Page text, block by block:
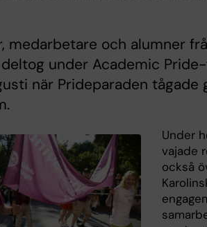
medarbetare och alumner
under Academic
när Prideparaden tågade
Under
vajade
också